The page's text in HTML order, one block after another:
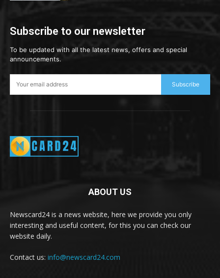
Subscribe to our newsletter
To be updated with all the latest news, offers and special
announcements.
Subscribe
ABOUT US
Newscard24 is a news website, here we provide you only
interesting and useful content, for this you can check our
website daily.
Contact us: info@newscard24.com